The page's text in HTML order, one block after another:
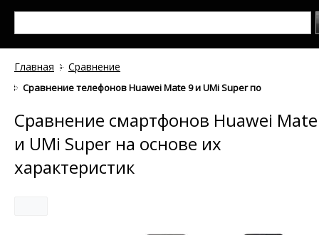
Главная Сравнение
Сравнение телефонов Huawei Mate 9 и UMi Super по
Сравнение смартфонов Huawei
и UMi Super на основе их
характеристик